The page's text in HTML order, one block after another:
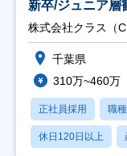
新卒/ジュニア層
株式会社クラス（
千葉県
310万~460万
正社員採用 職
休日120日以上